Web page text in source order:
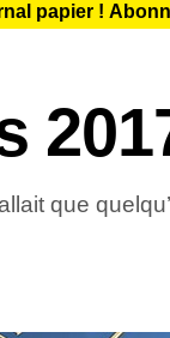
papier !
que